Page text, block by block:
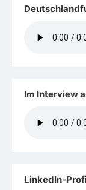
Im Interview
LinkedIn-